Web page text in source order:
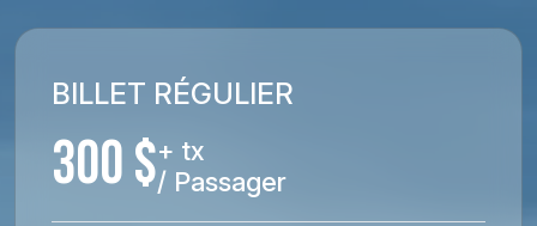
BILLET RÉGULIER
300 $+ tx
/ Passager